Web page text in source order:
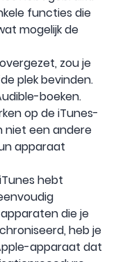
functies die
mogelijk de
zou je
plek bevinden.
boeken.
op de iTunes-
niet een andere
apparaat
hebt
die je
heb je
apparaat dat